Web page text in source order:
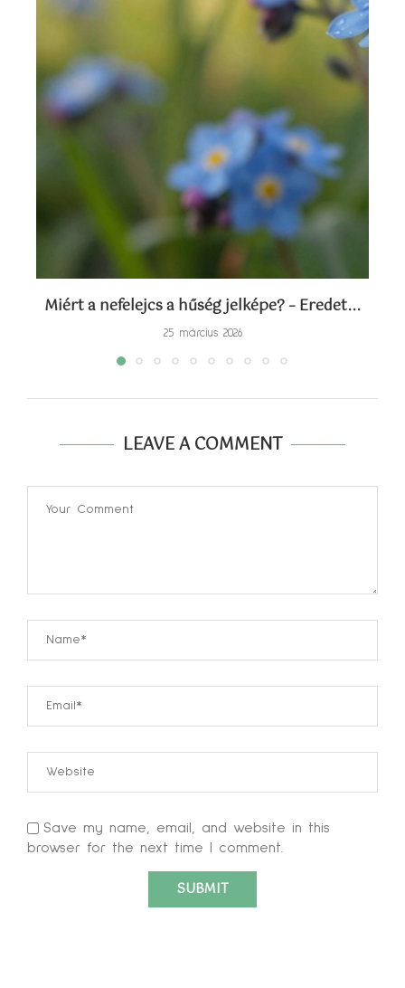
Miért a nefelejcs a hűség jelképe? – Eredet...
25 március 2026
LEAVE A COMMENT
Save my name, email, and website in this
browser for the next time I comment.